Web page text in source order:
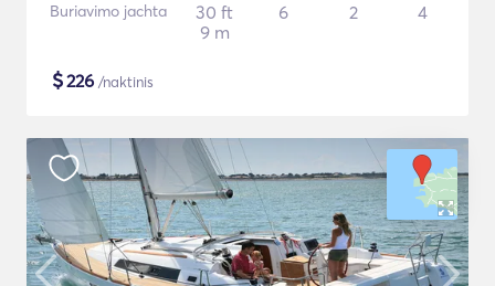
Buriavimo jachta
30 ft
9 m
6 2 4
$226 /naktinis